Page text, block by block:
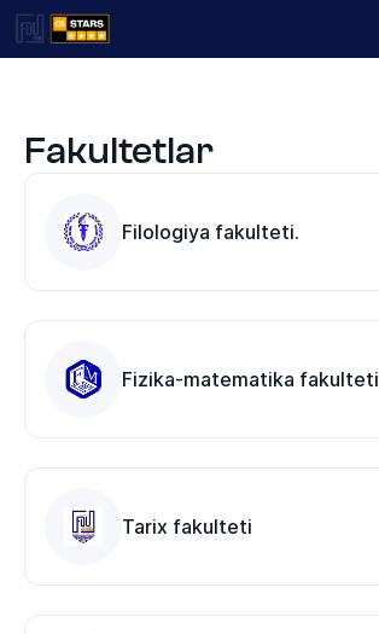
Fakultetlar
Filologiya fakulteti.
Fizika-matematika fakulteti
Tarix fakulteti